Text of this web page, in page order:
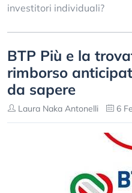
investitori individuali?
BTP Più e la
rimborso
da sapere
Laura Naka Antonelli 6